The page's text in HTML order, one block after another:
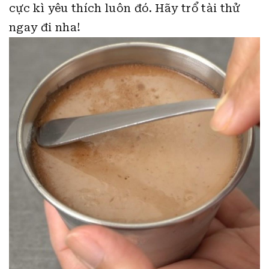
cực kì yêu thích luôn đó. Hãy trổ tài thử
ngay đi nha!